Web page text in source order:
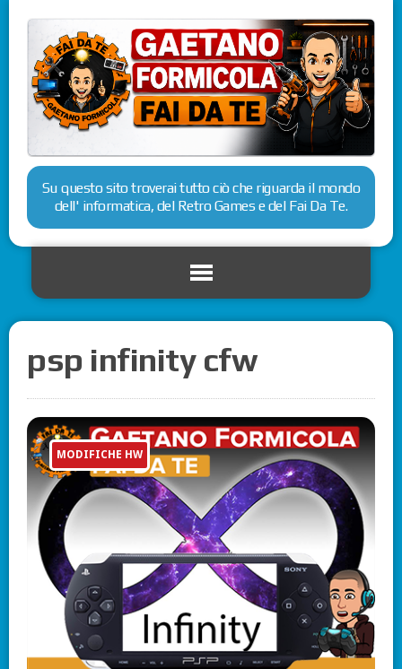
Su questo sito troverai tutto ciò che riguarda il mondo
dell' informatica, del Retro Games e del Fai Da Te.
psp infinity cfw
MODIFICHE HW